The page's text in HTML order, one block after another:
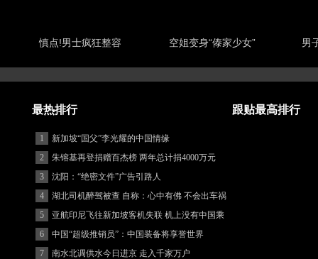
慎点!男士疯狂整容 空姐变身“傣家少女” 男
最热排行 跟贴最高排行
1
新加坡“国父”李光耀的中国情缘
2
朱镕基再登捐赠百杰榜 两年总计捐4000万元
3
沈阳：“绝密文件”广告引路人
4
湖北司机醉驾被查 自称：心中有佛 不会出车祸
(图)
5
亚航印尼飞往新加坡客机失联 机上没有中国乘
客
6
中国“超级推销员”：中国装备将享誉世界
7
南水北调供水今日进京 走入千家万户